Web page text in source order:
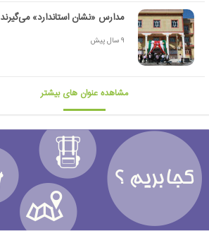
مدارس «نشان استاندارد» می‌گیرند
9 سال پیش
مشاهده عنوان های بیشتر